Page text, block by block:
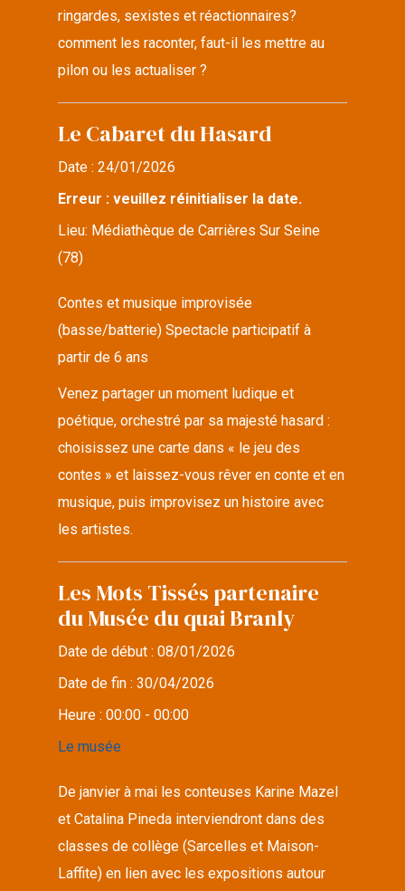
ringardes, sexistes et réactionnaires?
comment les raconter, faut-il les mettre au
pilon ou les actualiser ?
Le Cabaret du Hasard
Date :24/01/2026
Erreur : veuillez réinitialiser la date.
Lieu: Médiathèque de Carrières Sur Seine
(78)
Contes et musique improvisée
(basse/batterie) Spectacle participatif à
partir de 6 ans
Venez partager un moment ludique et
poétique, orchestré par sa majesté hasard :
choisissez une carte dans « le jeu des
contes » et laissez-vous rêver en conte et en
musique, puis improvisez un histoire avec
les artistes.
Les Mots Tissés partenaire
du Musée du quai Branly
Date de début :08/01/2026
Date de fin :30/04/2026
Heure :00:00 - 00:00
Le musée
De janvier à mai les conteuses Karine Mazel
et Catalina Pineda interviendront dans des
classes de collège (Sarcelles et Maison-
Laffite) en lien avec les expositions autour